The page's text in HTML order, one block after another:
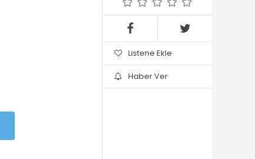
Listene Ekle
Haber Ver